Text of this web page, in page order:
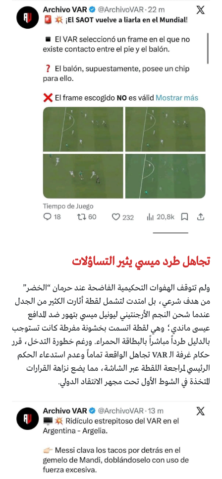
​تجاهل طرد ميسي يثير التساؤلات
​ولم تتوقف الهفوات التحكيمية الفاضحة عند حرمان “الخضر”
من هدف شرعي، بل امتدت لتشمل لقطة أثارت الكثير من الجدل
عندما شحن النجم الأرجنتيني ليونيل ميسي بتهور ضد المدافع
عيسى ماندي؛ وهي لقطة اتسمت بخشونة مفرطة كانت تستوجب
بالدليل طرداً مباشراً بالبطاقة الحمراء. ورغم خطورة التدخل، قرر
حكام غرفة الـ VAR تجاهل الواقعة تماماً وعدم استدعاء الحكم
الرئيسي لمراجعة اللقطة عبر الشاشة، مما يضع نزاهة القرارات
المتخذة في الشوط الأول تحت مجهر الانتقاد الدولي.